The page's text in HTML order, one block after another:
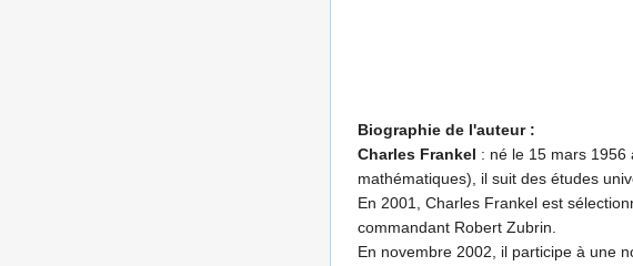
Biographie de l'auteur :
Charles Frankel : né le 15 mars 1956
mathématiques), il suit des études
En 2001, Charles Frankel est
commandant Robert Zubrin.
En novembre 2002, il participe à une